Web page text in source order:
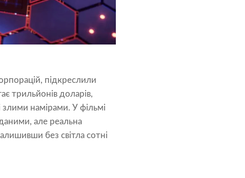
підкреслили
трильйонів доларів,
злими намірами. У фільмі
але реальна
без світла сотні